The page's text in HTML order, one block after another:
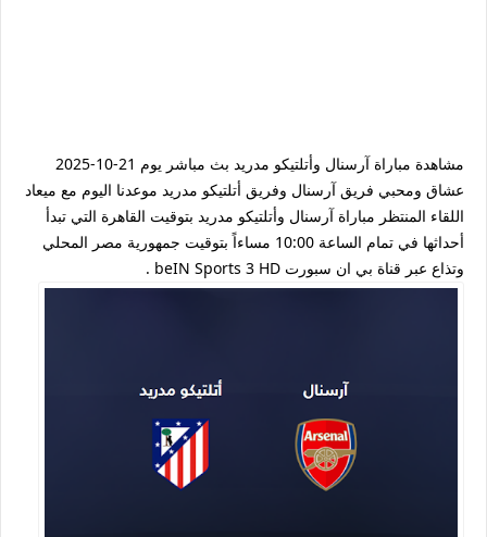
مشاهدة مباراة آرسنال وأتلتيكو مدريد بث مباشر يوم 21-10-2025
عشاق ومحبي فريق آرسنال وفريق أتلتيكو مدريد موعدنا اليوم مع ميعاد
اللقاء المنتظر مباراة آرسنال وأتلتيكو مدريد بتوقيت القاهرة التي تبدأ
أحداثها في تمام الساعة 10:00 مساءاً بتوقيت جمهورية مصر المحلي
وتذاع عبر قناة بي ان سبورت beIN Sports 3 HD .